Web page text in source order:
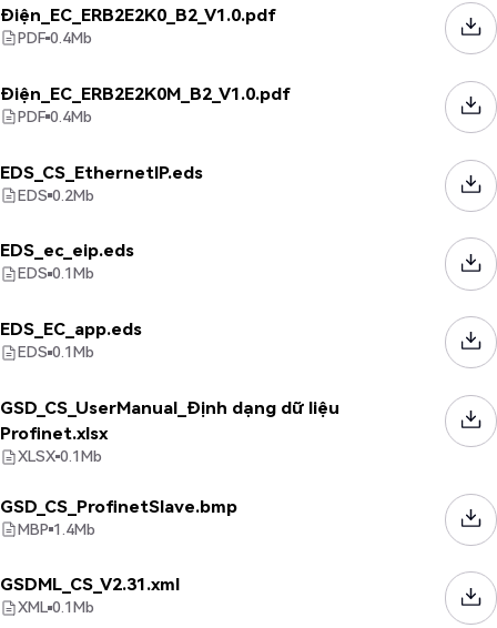
Điện_EC_ERB2E2K0_B2_V1.0.pdf
PDF 0.4Mb
Điện_EC_ERB2E2K0M_B2_V1.0.pdf
PDF 0.4Mb
EDS_CS_EthernetIP.eds
EDS 0.2Mb
EDS_ec_eip.eds
EDS 0.1Mb
EDS_EC_app.eds
EDS 0.1Mb
GSD_CS_UserManual_Định dạng dữ liệu
Profinet.xlsx
XLSX 0.1Mb
GSD_CS_ProfinetSlave.bmp
MBP 1.4Mb
GSDML_CS_V2.31.xml
XML 0.1Mb